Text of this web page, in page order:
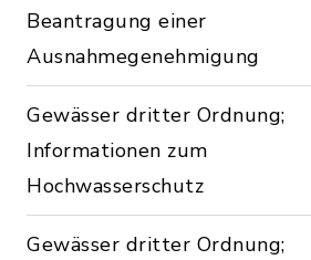
Beantragung einer
Ausnahmegenehmigung
Gewässer dritter Ordnung;
Informationen zum
Hochwasserschutz
Gewässer dritter Ordnung;